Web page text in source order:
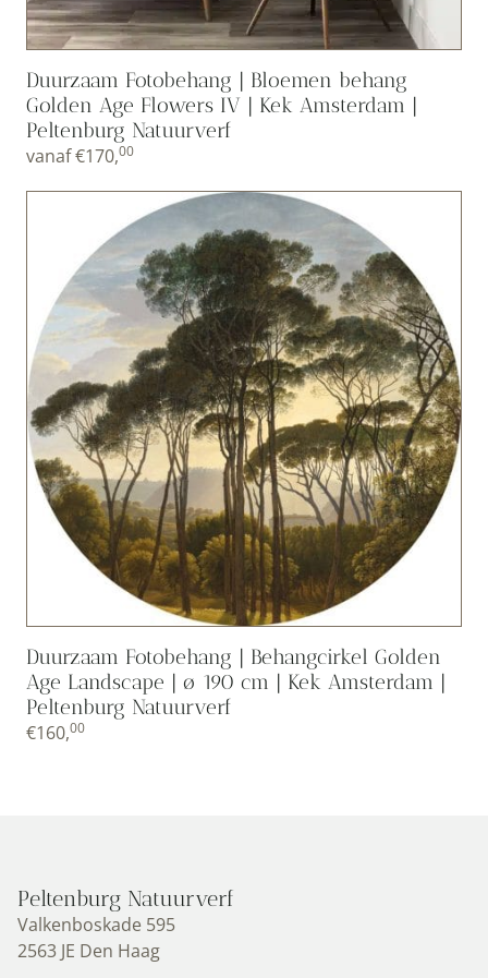
Duurzaam Fotobehang | Bloemen behang
Golden Age Flowers IV | Kek Amsterdam |
Peltenburg Natuurverf
vanaf€170,00
Duurzaam Fotobehang | Behangcirkel Golden
Age Landscape | ø 190 cm | Kek Amsterdam |
Peltenburg Natuurverf
€160,00
Peltenburg Natuurverf
Valkenboskade 595
2563 JE Den Haag